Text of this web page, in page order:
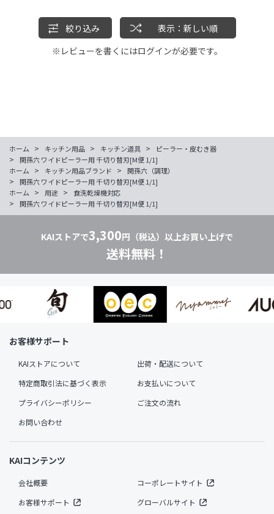
絞り込み
表示：新しい順
※レビューを書くにはログインが必要です。
ホーム > キッチン用品 > キッチン道具 > ピーラー・皮むき器
>
関孫六 ワイドピーラー用 千切り替刃[M便 1/1]
ホーム
> キッチン用品ブランド > 関孫六（調理）
>
関孫六 ワイドピーラー用 千切り替刃[M便 1/1]
ホーム
> 用途 > 食洗乾燥機対応
> 関孫六 ワイドピーラー用 千切り替刃[M便 1/1]
KAIストアで3,300円（税込）以上お買い上げで
送料無料！
お客様サポート
KAIストアについて
出荷・配送について
特定商取引法に基づく表示
お支払いについて
プライバシーポリシー
ご注文の流れ
お問い合わせ
KAIコンテンツ
会社概要
コーポレートサイト
お客様サポート
グローバルサイト